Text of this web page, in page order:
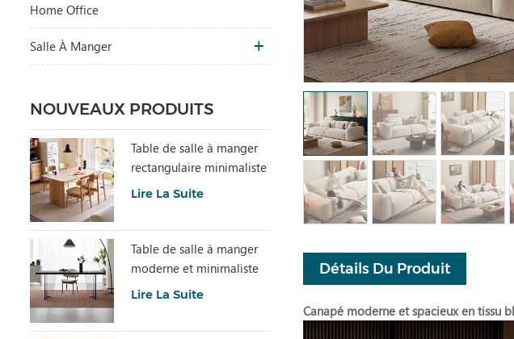
Détails Du Produit
Canapé moderne et spacieux en tissu
Home Office
Salle À Manger
NOUVEAUX PRODUITS
Table de salle à manger
rectangulaire minimaliste
avec pierre frittée
Lire La Suite
Table de salle à manger
moderne et minimaliste
en dalle de pierre grise
Lire La Suite